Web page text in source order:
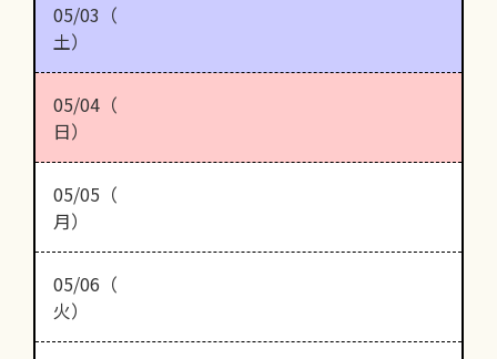
05/03（
土）
05/04（
日）
05/05（
月）
05/06（
火）